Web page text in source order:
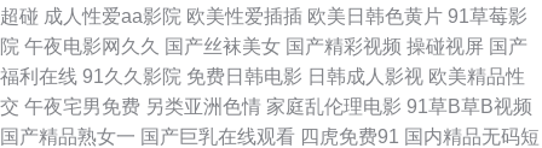
一区 日本在钱韩国 91官网在线看 国产成人A片 91一区二区 欧美艹逼 黄色免
费网站网址 婷婷日本 91vv免费视频 AV免费大全 黑丝网站 三级片午夜剧场
超碰 成人性爱aa影院 欧美性爱插插 欧美日韩色黄片 91草莓影
院 午夜电影网久久 国产丝袜美女 国产精彩视频 操碰视屏 国产
福利在线 91久久影院 免费日韩电影 日韩成人影视 欧美精品性
交 午夜宅男免费 另类亚洲色情 家庭乱伦理电影 91草B草B视频
国产精品熟女一 国产巨乳在线观看 四虎免费91 国内精品无码短